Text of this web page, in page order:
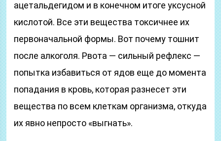
ацетальдегидом и в конечном итоге уксусной
кислотой. Все эти вещества токсичнее их
первоначальной формы. Вот почему тошнит
после алкоголя. Рвота — сильный рефлекс —
попытка избавиться от ядов еще до момента
попадания в кровь, которая разнесет эти
вещества по всем клеткам организма, откуда
их явно непросто «выгнать».